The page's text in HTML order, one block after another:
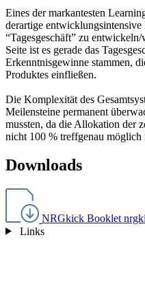
Eines der markantesten
derartige
“Tagesgeschäft” zu
Seite ist es gerade das
Erkenntnisgewinne stammen,
Produktes einfließen.
Die Komplexität des
Meilensteine permanent
mussten, da die Allokation der
nicht 100 % treffgenau möglich
Downloads
NRGkick Booklet
Links